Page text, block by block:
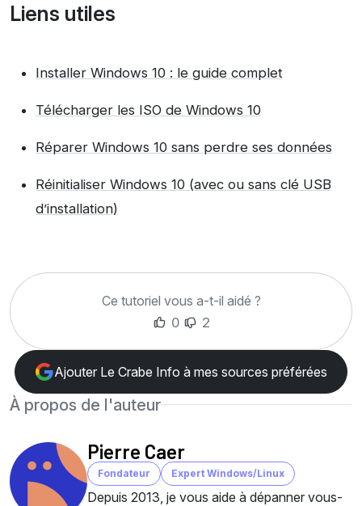
Liens utiles
Installer Windows 10 : le guide complet
Télécharger les ISO de Windows 10
Réparer Windows 10 sans perdre ses données
Réinitialiser Windows 10 (avec ou sans clé USB
d’installation)
Ce tutoriel vous a-t-il aidé ?
0
2
Ajouter Le Crabe Info à mes sources préférées
À propos de l'auteur
Pierre Caer
Fondateur Expert Windows/Linux
Depuis 2013, je vous aide à dépanner vous-